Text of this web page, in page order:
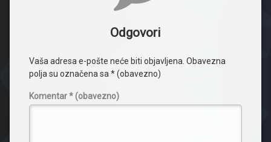
Odgovori
Vaša adresa e-pošte neće biti objavljena. Obavezna
polja su označena sa * (obavezno)
Komentar* (obavezno)